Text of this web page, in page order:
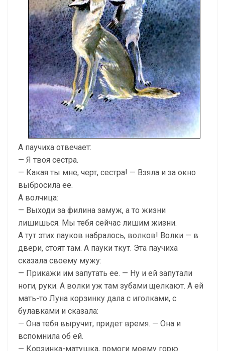
А паучиха отвечает:
— Я твоя сестра.
— Какая ты мне, черт, сестра! — Взяла и за окно
выбросила ее.
А волчица:
— Выходи за филина замуж, а то жизни
лишишься. Мы тебя сейчас лишим жизни.
А тут этих пауков набралось, волков! Волки — в
двери, стоят там. А пауки ткут. Эта паучиха
сказала своему мужу:
— Прикажи им запутать ее. — Ну и ей запутали
ноги, руки. А волки уж там зубами щелкают. А ей
мать-то Луна корзинку дала с иголками, с
булавками и сказала:
— Она тебя выручит, придет время. — Она и
вспомнила об ей.
— Корзинка-матушка, помоги моему горю.